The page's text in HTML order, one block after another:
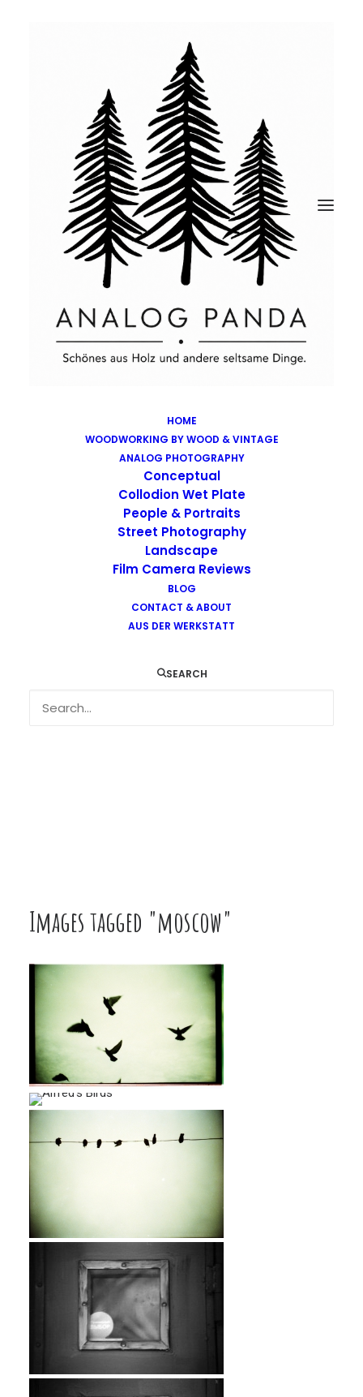
HOME
WOODWORKING BY WOOD & VINTAGE
ANALOG PHOTOGRAPHY
Conceptual
Collodion Wet Plate
People & Portraits
Street Photography
Landscape
Film Camera Reviews
BLOG
CONTACT & ABOUT
AUS DER WERKSTATT
SEARCH
Images tagged "moscow"
Images tagged "moscow"